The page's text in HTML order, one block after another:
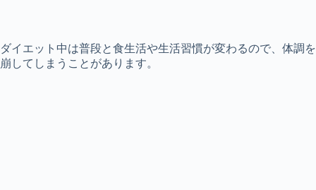
ダイエット中は普段と食生活や生活習慣が変わるので、体調を
崩してしまうことがあります。